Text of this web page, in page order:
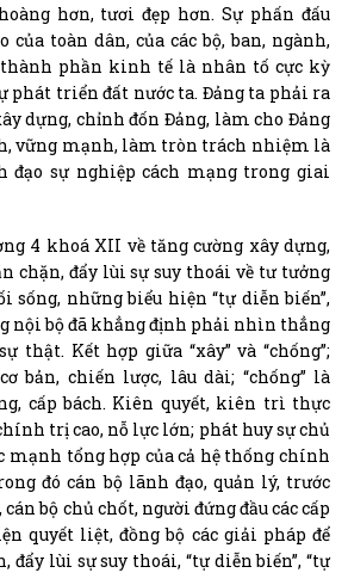
hơn, tươi đẹp hơn. Sự phấn đấu
của toàn dân, của các bộ, ban, ngành,
thành phần kinh tế là nhân tố cực kỳ
phát triển đất nước ta. Đảng ta phải ra
dựng, chỉnh đốn Đảng, làm cho Đảng
vững mạnh, làm tròn trách nhiệm là
đạo sự nghiệp cách mạng trong giai
4 khoá XII về tăng cường xây dựng,
chặn, đẩy lùi sự suy thoái về tư tưởng
sống, những biểu hiện “tự diễn biến”,
nội bộ đã khẳng định phải nhìn thẳng
thật. Kết hợp giữa “xây” và “chống”;
bản, chiến lược, lâu dài; “chống” là
cấp bách. Kiên quyết, kiên trì thực
trị cao, nỗ lực lớn; phát huy sự chủ
mạnh tổng hợp của cả hệ thống chính
đó cán bộ lãnh đạo, quản lý, trước
cán bộ chủ chốt, người đứng đầu các cấp
quyết liệt, đồng bộ các giải pháp để
đẩy lùi sự suy thoái, “tự diễn biến”, “tự